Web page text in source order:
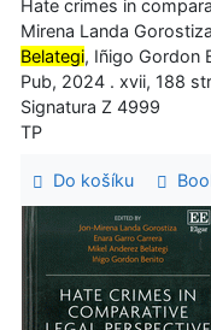
Hate crimes in
Mirena Landa
Belategi, Iñigo Gordon
Pub, 2024 . xvii, 188
Signatura Z 4999
TP
Do košíku